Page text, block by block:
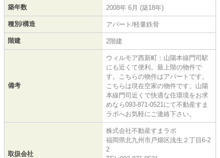
築年数 2008年 6月 (築18年)
種別/構造 アパート/軽量鉄骨
階建 2階建
備考
ウィルモア西新町：山陽本線門司駅
にも近くて便利。最上階の物件で
す。こちらの物件はアパートです。
こちらは現在空家の物件です。山陽
本線門司近くで快適な住環境をお求
めなら093-871-0521にて不動産すま
ラボへお気軽にご連絡下さい。
取扱会社
株式会社不動産すまラボ
福岡県北九州市戸畑区浅生２丁目6-2
2